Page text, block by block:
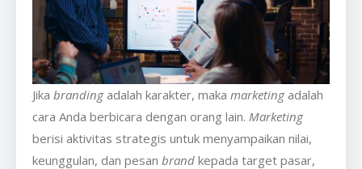
Jika branding adalah karakter, maka marketing adalah
cara Anda berbicara dengan orang lain. Marketing
berisi aktivitas strategis untuk menyampaikan nilai,
keunggulan, dan pesan brand kepada target pasar,